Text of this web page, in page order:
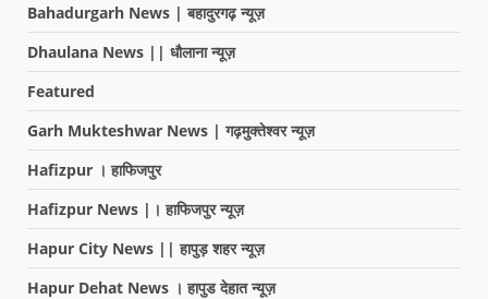
Bahadurgarh News | बहादुरगढ़ न्यूज़
Dhaulana News || धौलाना न्यूज़
Featured
Garh Mukteshwar News | गढ़मुक्तेश्वर न्यूज़
Hafizpur । हाफिजपुर
Hafizpur News |। हाफिजपुर न्यूज़
Hapur City News || हापुड़ शहर न्यूज़
Hapur Dehat News । हापुड देहात न्यूज़